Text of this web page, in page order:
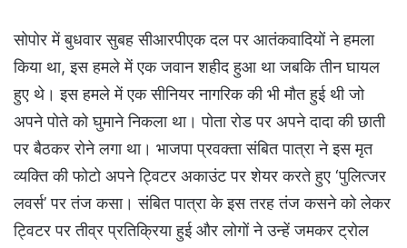
सोपोर में बुधवार सुबह सीआरपीएक दल पर आतंकवादियों ने हमला
किया था, इस हमले में एक जवान शहीद हुआ था जबकि तीन घायल
हुए थे। इस हमले में एक सीनियर नागरिक की भी मौत हुई थी जो
अपने पोते को घुमाने निकला था। पोता रोड पर अपने दादा की छाती
पर बैठकर रोने लगा था। भाजपा प्रवक्ता संबित पात्रा ने इस मृत
व्यक्ति की फोटो अपने ट्विटर अकाउंट पर शेयर करते हुए ‘पुलित्जर
लवर्स’ पर तंज कसा। संबित पात्रा के इस तरह तंज कसने को लेकर
ट्विटर पर तीव्र प्रतिक्रिया हुई और लोगों ने उन्हें जमकर ट्रोल